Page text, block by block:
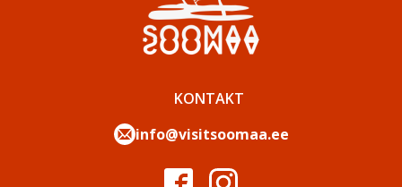
KONTAKT
info@visitsoomaa.ee